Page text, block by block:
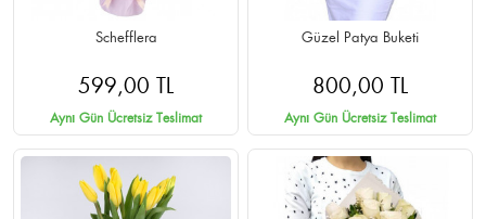
Schefflera
599,00 TL
Aynı Gün Ücretsiz Teslimat
Güzel Patya Buketi
800,00 TL
Aynı Gün Ücretsiz Teslimat